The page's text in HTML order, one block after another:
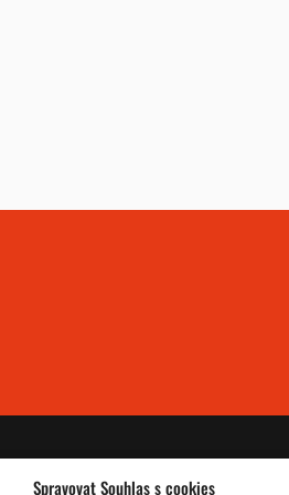
Spravovat Souhlas s cookies